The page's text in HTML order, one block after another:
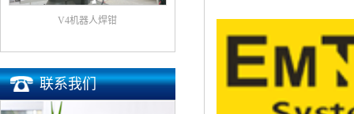
V4机器人焊钳
联系我们